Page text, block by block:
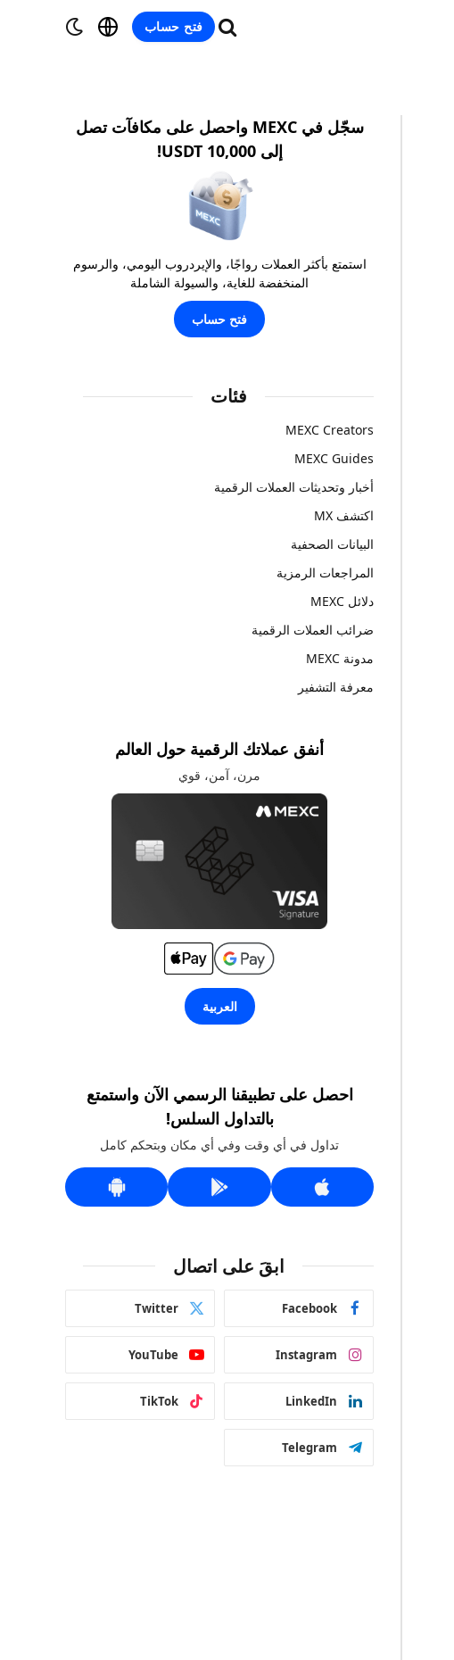
فتح حساب
سجّل في MEXC واحصل على مكافآت تصل
إلى 10,000 USDT!
استمتع بأكثر العملات رواجًا، والإيردروب اليومي، والرسوم
المنخفضة للغاية، والسيولة الشاملة
فتح حساب
فئات
MEXC Creators
MEXC Guides
أخبار وتحديثات العملات الرقمية
اكتشف MX
البيانات الصحفية
المراجعات الرمزية
دلائل MEXC
ضرائب العملات الرقمية
مدونة MEXC
معرفة التشفير
أنفق عملاتك الرقمية حول العالم
مرن، آمن، قوي
العربية
احصل على تطبيقنا الرسمي الآن واستمتع
بالتداول السلس!
تداول في أي وقت وفي أي مكان وبتحكم كامل
ابقَ على اتصال
Facebook
Twitter
Instagram
YouTube
LinkedIn
TikTok
Telegram